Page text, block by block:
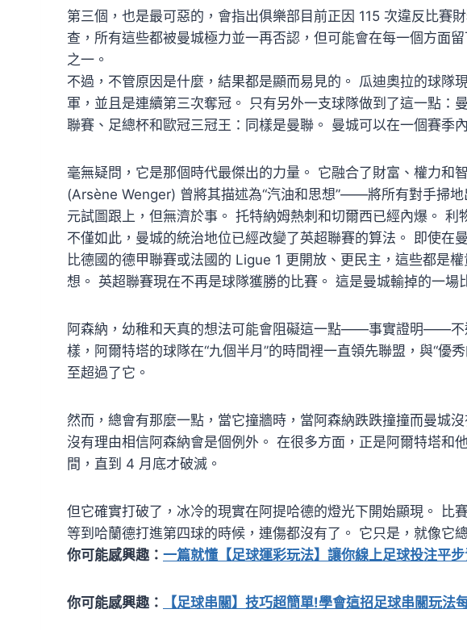
第三個，也是最可惡的，會指出俱樂部目前正因 115 次違反比賽
查，所有這些都被曼城極力並一再否認，但可能會在每一個方面
之一。
不過，不管原因是什麼，結果都是顯而易見的。 瓜迪奧拉的球隊
軍，並且是連續第三次奪冠。 只有另外一支球隊做到了這一點：
聯賽、足總杯和歐冠三冠王：同樣是曼聯。 曼城可以在一個賽季
毫無疑問，它是那個時代最傑出的力量。 它融合了財富、權力
(Arsène Wenger) 曾將其描述為“汽油和思想”——將所有對手掃
元試圖跟上，但無濟於事。 托特納姆熱刺和切爾西已經內爆。 利
不僅如此，曼城的統治地位已經改變了英超聯賽的算法。 即使在
比德國的德甲聯賽或法國的 Ligue 1 更開放、更民主，這些都是
想。 英超聯賽現在不再是球隊獲勝的比賽。 這是曼城輸掉的一場
阿森納，幼稚和天真的想法可能會阻礙這一點——事實證明——不
樣，阿爾特塔的球隊在“九個半月”的時間裡一直領先聯盟，與“優
至超過了它。
然而，總會有那麼一點，當它撞牆時，當阿森納跌跌撞撞而曼城
沒有理由相信阿森納會是個例外。 在很多方面，正是阿爾特塔和
間，直到 4 月底才破滅。
但它確實打破了，冰冷的現實在阿提哈德的燈光下開始顯現。 比
等到哈蘭德打進第四球的時候，連傷都沒有了。 它只是，就像它
你可能感興趣： 一篇就懂【足球運彩玩法】讓你線上足球投注平
你可能感興趣： 【足球串關】技巧超簡單!學會這招足球串關玩法